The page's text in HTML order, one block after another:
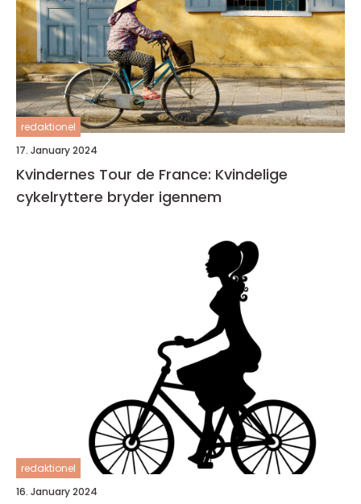
redaktionel
17. January 2024
Kvindernes Tour de France: Kvindelige
cykelryttere bryder igennem
redaktionel
16. January 2024